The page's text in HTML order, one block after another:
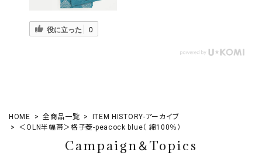
役に立った 0
HOME 全商品一覧
ITEM HISTORY-アーカイブ
＜OLN半幅帯＞格子菱-peacock blue（ 綿100％）
Campaign＆Topics